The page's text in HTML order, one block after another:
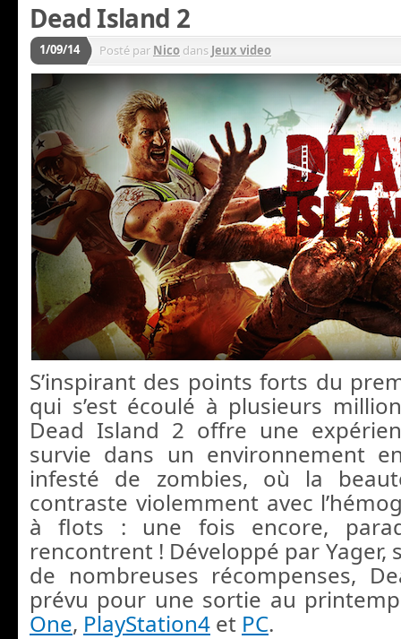
Dead Island 2
1/09/14 Posté par Nico dans Jeux video
S’inspirant des points forts du
qui s’est écoulé à plusieurs
Dead Island 2 offre une
survie dans un environnement
infesté de zombies, où la
contraste violemment avec
à flots : une fois encore,
rencontrent ! Développé par Yager,
de nombreuses récompenses,
prévu pour une sortie au
One, PlayStation4 et PC.